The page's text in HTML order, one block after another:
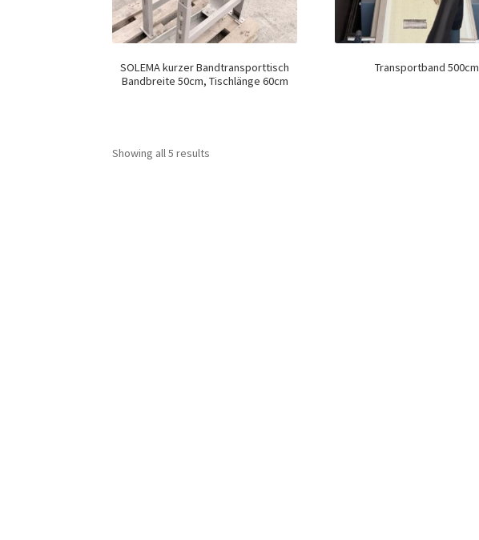
SOLEMA kurzer Bandtransporttisch
Bandbreite 50cm, Tischlänge 60cm
Transportband 500cm
Showing all 5 results